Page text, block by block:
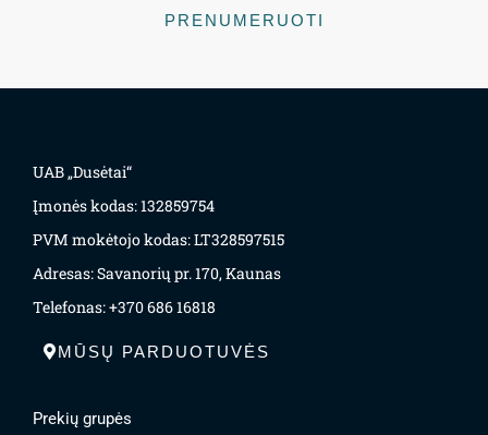
PRENUMERUOTI
UAB „Dusėtai“
Įmonės kodas: 132859754
PVM mokėtojo kodas: LT328597515
Adresas: Savanorių pr. 170, Kaunas
Telefonas: +370 686 16818
MŪSŲ PARDUOTUVĖS
Prekių grupės